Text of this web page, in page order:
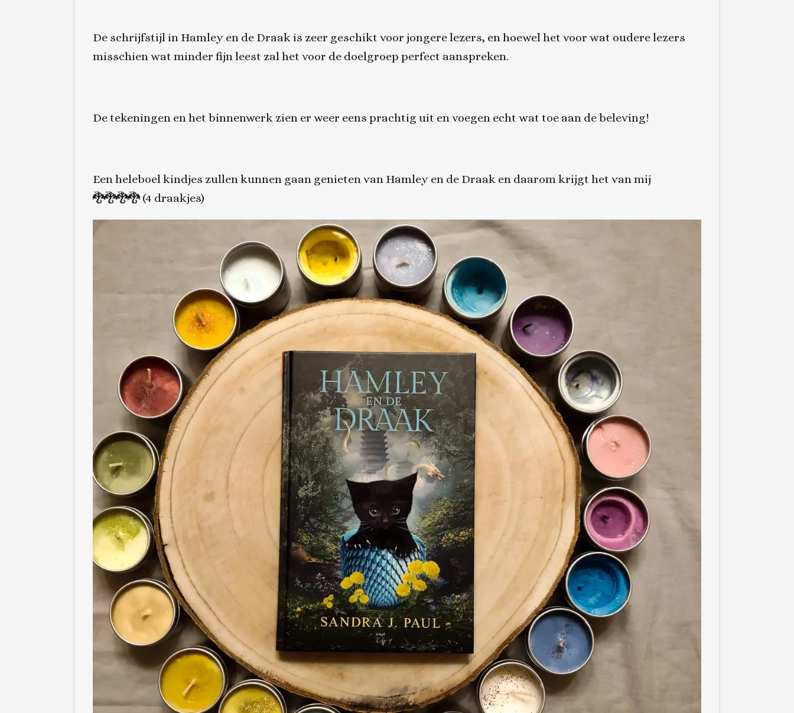
De schrijfstijl in Hamley en de Draak is zeer geschikt voor jongere lezers, en hoewel het voor wat oudere lezers
misschien wat minder fijn leest zal het voor de doelgroep perfect aanspreken.
De tekeningen en het binnenwerk zien er weer eens prachtig uit en voegen echt wat toe aan de beleving!
Een heleboel kindjes zullen kunnen gaan genieten van Hamley en de Draak en daarom krijgt het van mij
🐉🐉🐉🐉 (4 draakjes)